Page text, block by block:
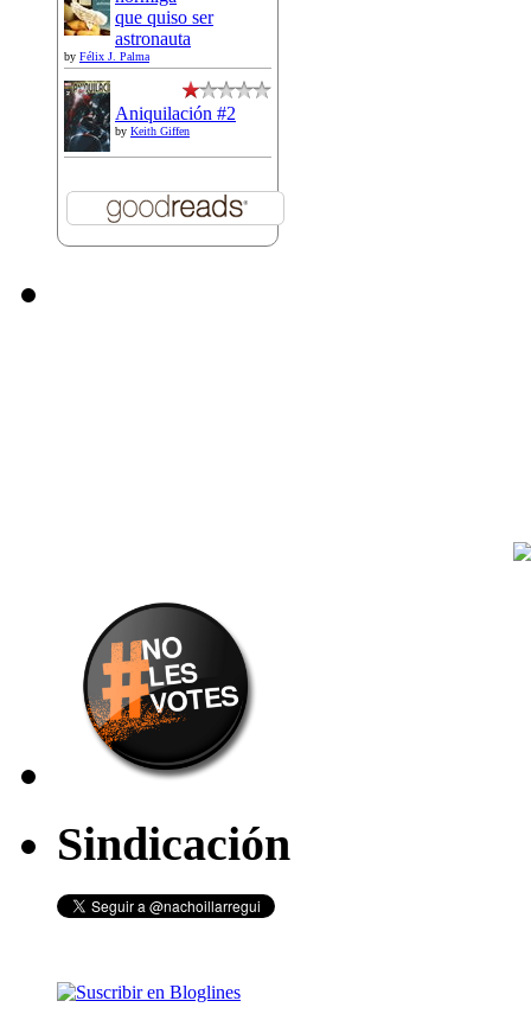
que quiso ser
astronauta
by Félix J. Palma
Aniquilación #2
by Keith Giffen
Sindicación